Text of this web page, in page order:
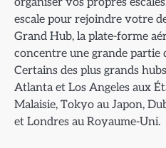
escale pour rejoindre votre
Grand Hub, la plate-forme
concentre une grande partie
Certains des plus grands
Atlanta et Los Angeles aux
Malaisie, Tokyo au Japon,
et Londres au Royaume-Uni.